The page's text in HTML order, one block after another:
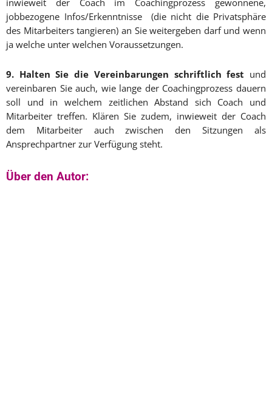
inwieweit der Coach im Coachingprozess gewonnene,
jobbezogene Infos/Erkenntnisse (die nicht die Privatsphäre
des Mitarbeiters tangieren) an Sie weitergeben darf und wenn
ja welche unter welchen Voraussetzungen.
9. Halten Sie die Vereinbarungen schriftlich fest und
vereinbaren Sie auch, wie lange der Coachingprozess dauern
soll und in welchem zeitlichen Abstand sich Coach und
Mitarbeiter treffen. Klären Sie zudem, inwieweit der Coach
dem Mitarbeiter auch zwischen den Sitzungen als
Ansprechpartner zur Verfügung steht.
Über den Autor: